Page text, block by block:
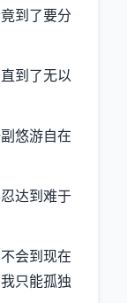
到了要分
到了无以
悠游自在
达到难于
会到现在
只能孤独